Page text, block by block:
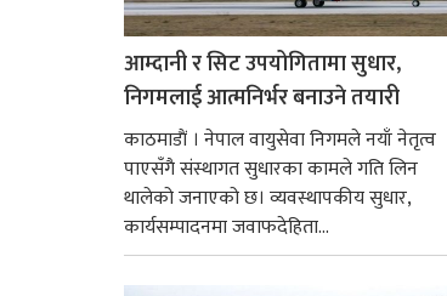
आम्दानी र सिट उपयोगितामा सुधार,
निगमलाई आत्मनिर्भर बनाउने तयारी
काठमाडाैं । नेपाल वायुसेवा निगमले नयाँ नेतृत्व
पाएसँगै संस्थागत सुधारका कामले गति लिन
थालेको जनाएको छ। व्यवस्थापकीय सुधार,
कार्यसम्पादनमा जवाफदेहिता...